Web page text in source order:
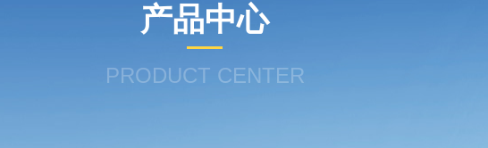
产品中心
PRODUCT CENTER